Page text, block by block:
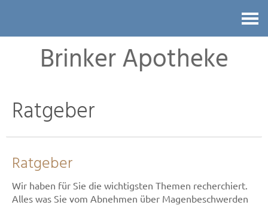
Brinker Apotheke
Ratgeber
Ratgeber
Wir haben für Sie die wichtigsten Themen recherchiert.
Alles was Sie vom Abnehmen über Magenbeschwerden